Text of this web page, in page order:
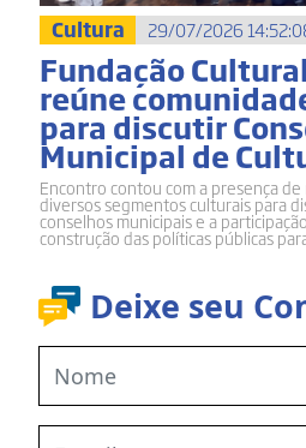
Deixe seu
Cultura 29/07/2026
Fundação
reúne
para discutir
Municipal de
Encontro contou com a presença
diversos segmentos culturais para
conselhos municipais e a
construção das políticas públicas